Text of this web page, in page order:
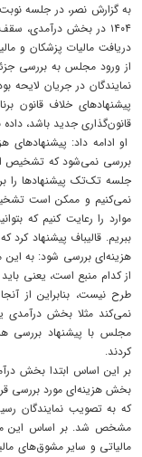
به گزارش نصر، در جلسه
۱۴۰۴ در بخش درآمدی،
دریافت مالیات پزشکان و
نمایندگان در جریان لایحه
پیشنهادهای خلاف قانون
قانون‌گذاری جدید باشد،
او ادامه داد:
بررسی نمی‌شود که تشخیص
جلسه تک‌تک پیشنهادها را
نمی‌کنیم و ممکن است
موارد را رعایت کنیم که
ببریم. قالیباف پیشنهاد
هزینه‌‌‌ای بررسی شود: به
از کدام منبع است، یعنی
طرح نیست، بنابراین از
نمی‌کند مثلا بخش درآمدی
مجلس با پیشنهاد بررسی
کردند.
بر این اساس ابتدا بخش
که به تصویب نمایندگان
مشخص شد. بر اساس این
مالیاتی و سایر مشوق‌‌‌های